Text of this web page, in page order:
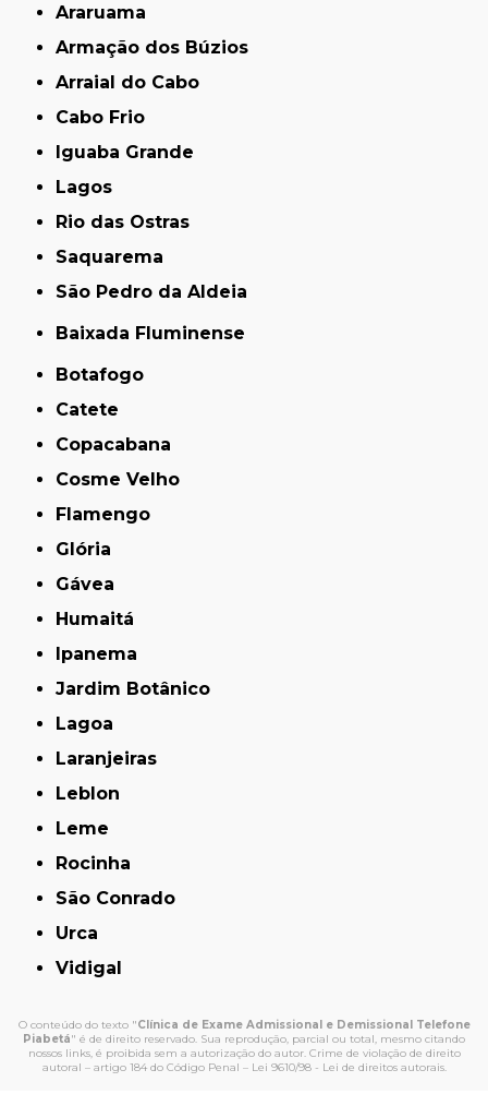
Araruama
Armação dos Búzios
Arraial do Cabo
Cabo Frio
Iguaba Grande
Lagos
Rio das Ostras
Saquarema
São Pedro da Aldeia
Baixada Fluminense
Botafogo
Catete
Copacabana
Cosme Velho
Flamengo
Glória
Gávea
Humaitá
Ipanema
Jardim Botânico
Lagoa
Laranjeiras
Leblon
Leme
Rocinha
São Conrado
Urca
Vidigal
O conteúdo do texto "Clínica de Exame Admissional e Demissional Telefone
Piabetá" é de direito reservado. Sua reprodução, parcial ou total, mesmo citando
nossos links, é proibida sem a autorização do autor. Crime de violação de direito
autoral – artigo 184 do Código Penal – Lei 9610/98 - Lei de direitos autorais.